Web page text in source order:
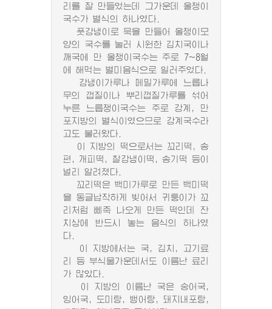
리를 잘 만들었는데 그가운데 올챙이
국수가 별식의 하나였다.
풋강냉이로 묵을 만들어 올챙이모
양의 국수를 눌러 시원한 김치국이나
깨국에 만 올챙이국수는 주로 7~8월
에 해먹는 별미음식으로 일러주었다.
강냉이가루나 메밀가루에 느릅나
무의 껍질이나 뿌리껍질가루를 섞어
누른 느릅쟁이국수는 주로 강계, 만
포지방의 별식이였으므로 강계국수라
고도 불러왔다.
이 지방의 떡으로서는 꼬리떡, 송
편, 개피떡, 찰강냉이떡, 송기떡 등이
널리 알려졌다.
꼬리떡은 백미가루로 만든 백미떡
을 동글납작하게 빚어서 귀퉁이가 꼬
리처럼 삐죽 나오게 만든 떡인데 잔
치상에 반드시 놓는 음식의 하나였
다.
이 지방에서는 국, 김치, 고기료
리 등 부식물가운데서도 이름난 료리
가 많았다.
이 지방의 이름난 국은 숭어국,
잉어국, 도미탕, 뱅어탕, 돼지내포탕,